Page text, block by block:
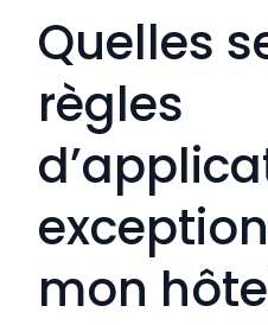
Quelles
règles
mon